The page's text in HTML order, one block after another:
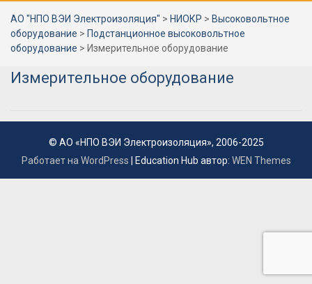
АО "НПО ВЭИ Электроизоляция" > НИОКР > Высоковольтное
оборудование > Подстанционное высоковольтное
оборудование > Измерительное оборудование
Измерительное оборудование
© АО «НПО ВЭИ Электроизоляция», 2006-2025
Работает на WordPress
Education Hub автор: WEN Themes